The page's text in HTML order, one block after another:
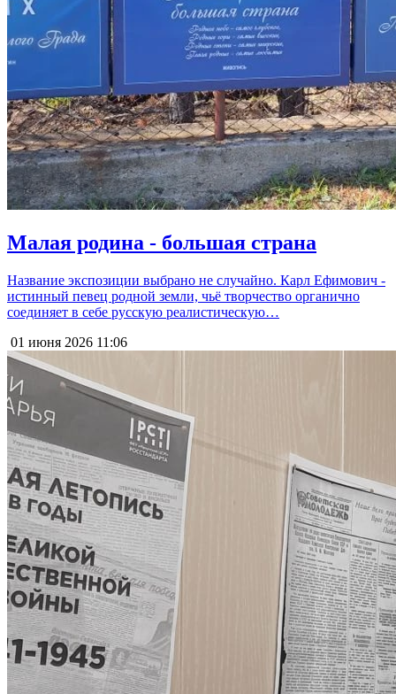
Малая родина - большая страна
Название экспозиции выбрано не случайно. Карл Ефимович -
истинный певец родной земли, чьё творчество органично
соединяет в себе русскую реалистическую…
01 июня 2026 11:06